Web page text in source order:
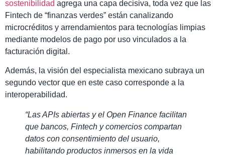
sostenibilidad agrega una capa decisiva, toda vez que las
Fintech de “finanzas verdes” están canalizando
microcréditos y arrendamientos para tecnologías limpias
mediante modelos de pago por uso vinculados a la
facturación digital.
Además, la visión del especialista mexicano subraya un
segundo vector que en este caso corresponde a la
interoperabilidad.
“Las APIs abiertas y el Open Finance facilitan
que bancos, Fintech y comercios compartan
datos con consentimiento del usuario,
habilitando productos inmersos en la vida